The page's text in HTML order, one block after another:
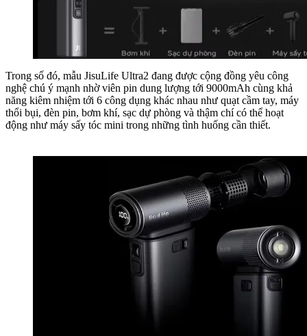
Trong số đó, mẫu JisuLife Ultra2 đang được cộng đồng yêu công
nghệ chú ý mạnh nhờ viên pin dung lượng tới 9000mAh cùng khả
năng kiêm nhiệm tới 6 công dụng khác nhau như quạt cầm tay, máy
thổi bụi, đèn pin, bơm khí, sạc dự phòng và thậm chí có thể hoạt
động như máy sấy tóc mini trong những tình huống cần thiết.